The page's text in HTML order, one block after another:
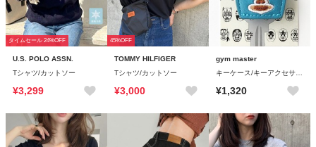
タイムセール 24%OFF
U.S. POLO ASSN.
Tシャツ/カットソー
¥3,299
45%OFF
TOMMY HILFIGER
Tシャツ/カットソー
¥3,000
gym master
キーケース/キーアクセサリー
¥1,320